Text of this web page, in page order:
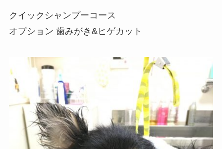
クイックシャンプーコース
オプション 歯みがき&ヒゲカット